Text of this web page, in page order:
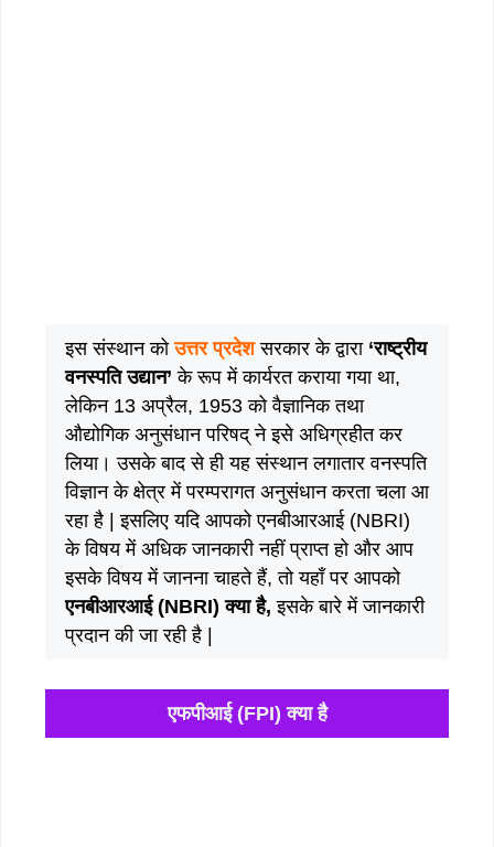
इस संस्थान कोउत्तर प्रदेशसरकार के द्वारा ‘राष्ट्रीय
वनस्पति उद्यान’ के रूप में कार्यरत कराया गया था,
लेकिन 13 अप्रैल, 1953 को वैज्ञानिक तथा
औद्योगिक अनुसंधान परिषद् ने इसे अधिग्रहीत कर
लिया। उसके बाद से ही यह संस्थान लगातार वनस्पति
विज्ञान के क्षेत्र में परम्परागत अनुसंधान करता चला आ
रहा है | इसलिए यदि आपको एनबीआरआई (NBRI)
के विषय में अधिक जानकारी नहीं प्राप्त हो और आप
इसके विषय में जानना चाहते हैं, तो यहाँ पर आपको
एनबीआरआई (NBRI) क्या है, इसके बारे में जानकारी
प्रदान की जा रही है |
एफपीआई (FPI) क्या है